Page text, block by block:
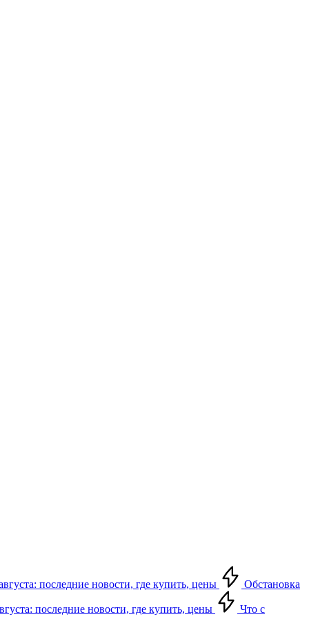
последние новости, где купить, цены Обстановка
последние новости, где купить, цены Что с